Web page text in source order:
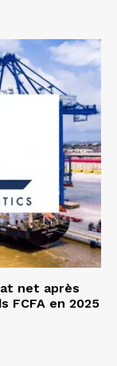
net après
FCFA en 2025